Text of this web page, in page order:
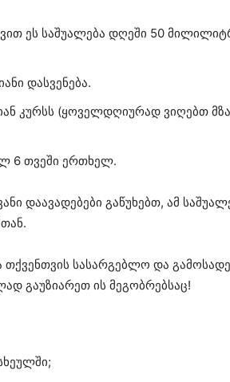
ეს საშუალება დღეში 50
დასვენება.
კურსს (ყოველდღიურად ვიღებთ მზა
6 თვეში ერთხელ.
დაავადებები გაწუხებთ, ამ
სასარგებლო და
გაუზიარეთ ის მეგობრებსაც!